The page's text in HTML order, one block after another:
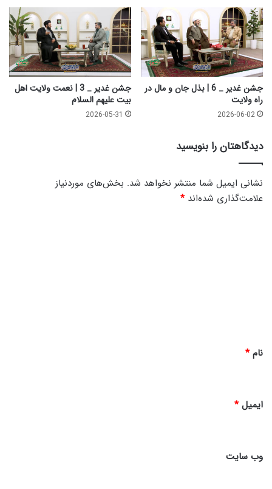
و
ش
ش
م
ی
ر
جشن غدیر _ 6 | بذل جان و مال در
راه ولایت
2026-06-02
جشن غدیر _ 3 | نعمت ولایت اهل
بیت علیهم السلام
2026-05-31
دیدگاهتان را بنویسید
نشانی ایمیل شما منتشر نخواهد شد. بخش‌های موردنیاز
علامت‌گذاری شده‌اند*
نام*
ایمیل*
وب‌ سایت